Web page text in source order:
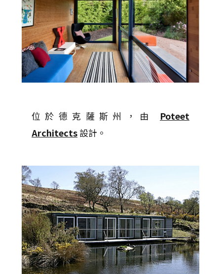
位於德克薩斯州，由 Poteet
Architects設計。